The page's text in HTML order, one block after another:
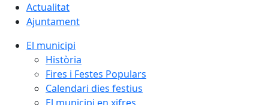
Actualitat
Ajuntament
El municipi
Història
Fires i Festes Populars
Calendari dies festius